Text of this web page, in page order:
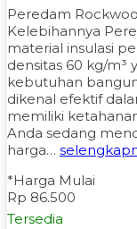
Peredam
Kelebihannya
material insulasi
densitas 60 kg/m³
kebutuhan
dikenal efektif
memiliki
Anda sedang
harga…
*Harga Mulai
Rp 86.500
Tersedia